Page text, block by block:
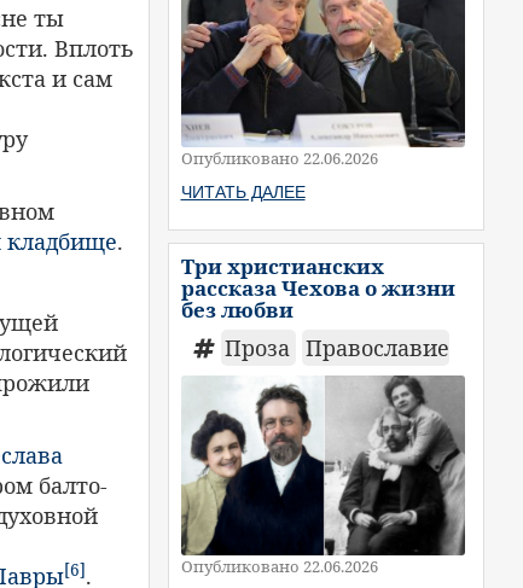
ты
Вплоть
и сам
кладбище.
балто-
[6].
Опубликовано 22.06.2026
ЧИТАТЬ ДАЛЕЕ
Три христианских
рассказа Чехова о жизни
без любви
Проза Православие
Опубликовано 22.06.2026